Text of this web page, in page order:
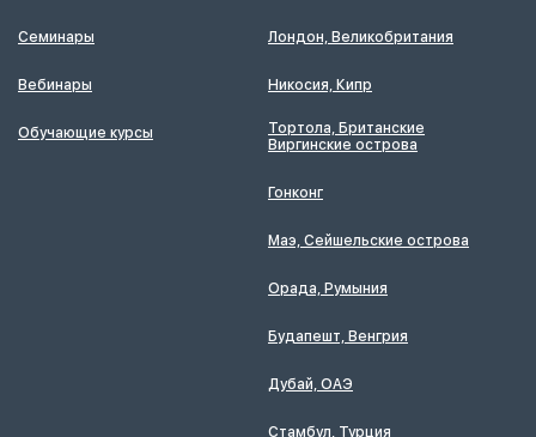
Семинары
Вебинары
Обучающие курсы
Лондон, Великобритания
Никосия, Кипр
Тортола, Британские
Виргинские острова
Гонконг
Маэ, Сейшельские острова
Орада, Румыния
Будапешт, Венгрия
Дубай, ОАЭ
Стамбул, Турция